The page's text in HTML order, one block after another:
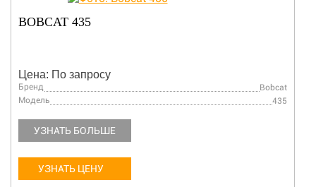
435
BOBCAT X334
Цена: По запросу
УЗНАТЬ БОЛЬШЕ
УЗНАТЬ ЦЕНУ